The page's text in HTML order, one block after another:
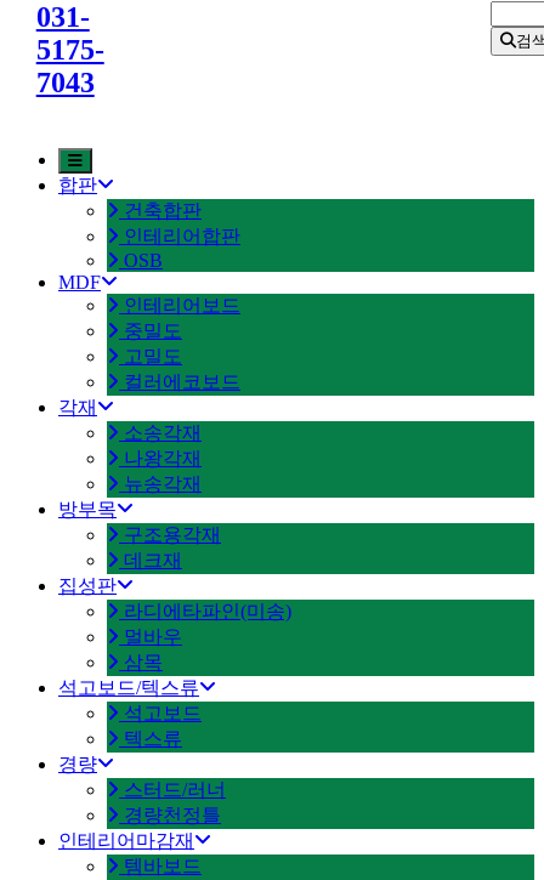
031-
5175-
7043
검
합판
건축합판
인테리어합판
OSB
MDF
인테리어보드
중밀도
고밀도
컬러에코보드
각재
소송각재
나왕각재
뉴송각재
방부목
구조용각재
데크재
집성판
라디에타파인(미송)
멀바우
삼목
석고보드/텍스류
석고보드
텍스류
경량
스터드/러너
경량천정틀
인테리어마감재
템바보드